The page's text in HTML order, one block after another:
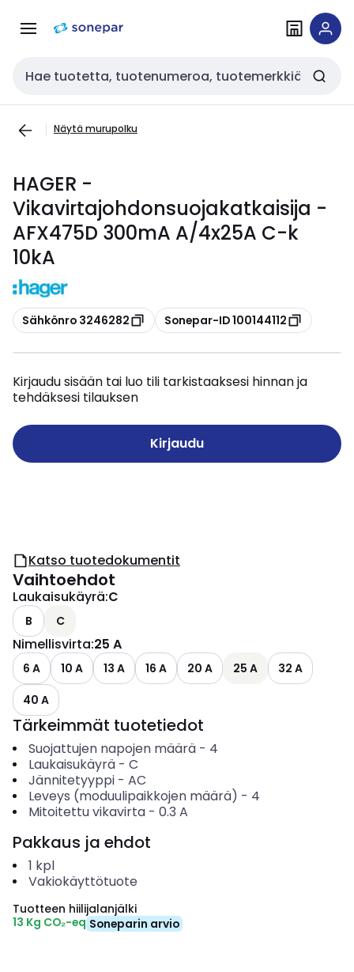
navigointiinsisältöön
Haku
Näytä murupolku
HAGER -
Vikavirtajohdonsuojakatkaisija -
AFX475D 300mA A/4x25A C-k
10kA
Kopioi
Sähkönro 3246282 Kopioi
Sonepar-ID 100144112
Kirjaudu sisään tai luo tili tarkistaaksesi hinnan ja
tehdäksesi tilauksen
Kirjaudu
Katso tuotedokumentit
Vaihtoehdot
Laukaisukäyrä:C
B C
Nimellisvirta:25 A
6 A 10 A 13 A 16 A 20 A 25 A
32 A
40 A
Tärkeimmät tuotetiedot
Suojattujen napojen määrä- 4
Laukaisukäyrä- C
Jännitetyyppi- AC
Leveys (moduulipaikkojen määrä) - 4
Mitoitettu vikavirta- 0.3 A
Pakkaus ja ehdot
1 kpl
Vakiokäyttötuote
Tuotteen hiilijalanjälki
13 Kg CO₂-eq Soneparin arvio